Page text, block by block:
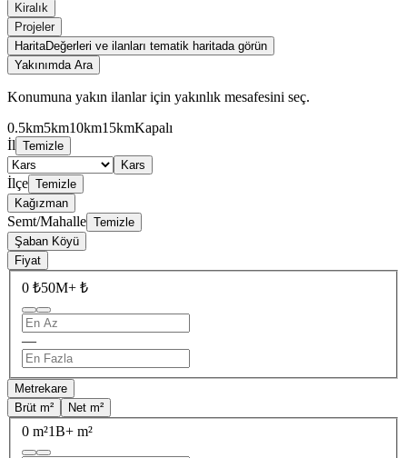
Kiralık
Projeler
HaritaDeğerleri ve ilanları tematik haritada görün
Yakınımda Ara
Konumuna yakın ilanlar için yakınlık mesafesini seç.
0.5km5km10km15kmKapalı
İl Temizle
Kars
İlçe Temizle
Kağızman
Semt/Mahalle Temizle
Şaban Köyü
Fiyat
0 ₺50M+ ₺
—
Metrekare
Brüt m²
Net m²
0 m²1B+ m²